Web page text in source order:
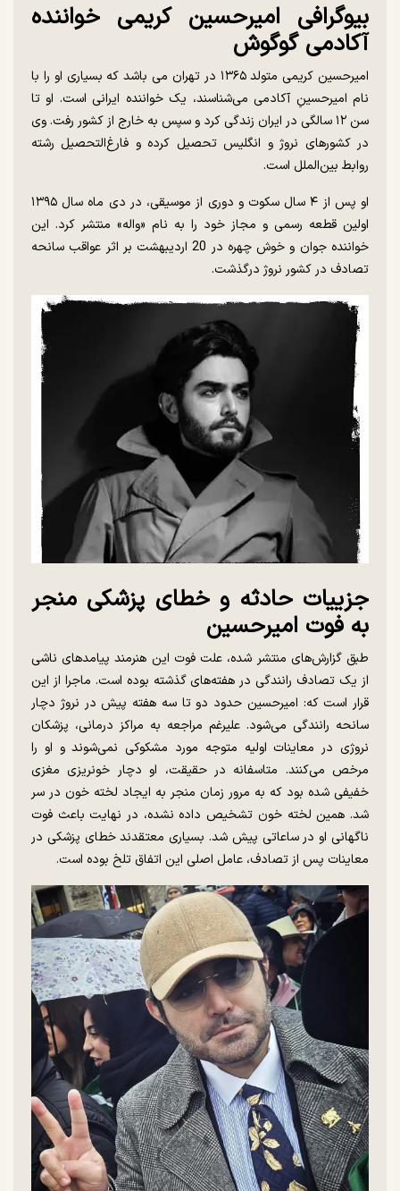
بیوگرافی امیرحسین کریمی خواننده
آکادمی گوگوش
امیرحسین کریمی متولد ۱۳۶۵ در تهران می باشد که بسیاری او را با
نام امیرحسینِ آکادمی می‌شناسند، یک خواننده ایرانی است. او تا
سن ۱۲ سالگی در ایران زندگی کرد و سپس به خارج از کشور رفت. وی
در کشورهای نروژ و انگلیس تحصیل کرده و فارغ‌التحصیل رشته
روابط بین‌الملل است.
او پس از ۴ سال سکوت و دوری از موسیقی، در دی ماه سال ۱۳۹۵
اولین قطعه رسمی و مجاز خود را به نام «واله» منتشر کرد. این
خواننده جوان و خوش چهره در 20 اردیبهشت بر اثر عواقب سانحه
تصادف در کشور نروژ درگذشت.
جزییات حادثه و خطای پزشکی منجر
به فوت امیرحسین
طبق گزارش‌های منتشر شده، علت فوت این هنرمند پیامدهای ناشی
از یک تصادف رانندگی در هفته‌های گذشته بوده است. ماجرا از این
قرار است که: امیرحسین حدود دو تا سه هفته پیش در نروژ دچار
سانحه رانندگی می‌شود. علیرغم مراجعه به مراکز درمانی، پزشکان
نروژی در معاینات اولیه متوجه مورد مشکوکی نمی‌شوند و او را
مرخص می‌کنند. متاسفانه در حقیقت، او دچار خونریزی مغزی
خفیفی شده بود که به مرور زمان منجر به ایجاد لخته خون در سر
شد. همین لخته خون تشخیص داده نشده، در نهایت باعث فوت
ناگهانی او در ساعاتی پیش شد. بسیاری معتقدند خطای پزشکی در
معاینات پس از تصادف، عامل اصلی این اتفاق تلخ بوده است.